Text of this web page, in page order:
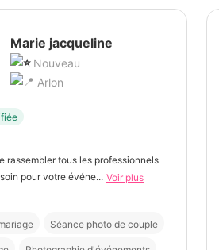
Marie jacqueline
Nouveau
Arlon
rassembler tous les professionnels
pour votre événe... Voir plus
Séance photo de couple